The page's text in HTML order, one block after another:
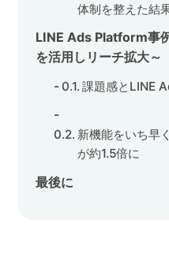
体制を整えた結
LINE Ads Platform事
を活用しリーチ拡大～
課題感とLINE
新機能をいち早
が約1.5倍に
最後に